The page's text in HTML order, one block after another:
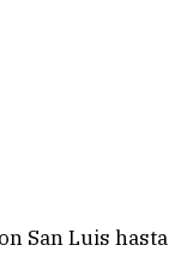
San Luis hasta